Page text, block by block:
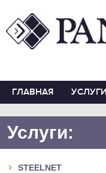
ГЛАВНАЯ УСЛУГИ
Услуги:
STEELNET